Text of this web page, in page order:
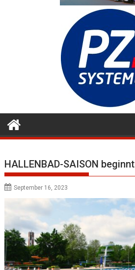
HALLENBAD-SAISON beginnt
September 16, 2023